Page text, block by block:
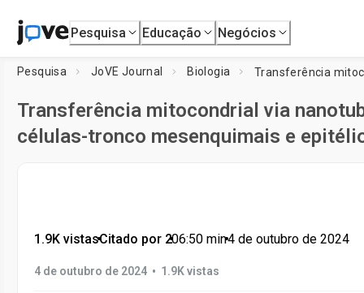
Pesquisa Educação Negócios
Pesquisa JoVE Journal Biologia
Transferência mitocondrial via
células-tronco mesenquimais e
1.9K vistas•Citado por 2•06:50 min•4 de outubro de 2024
4 de outubro de 2024 • 1.9K vistas